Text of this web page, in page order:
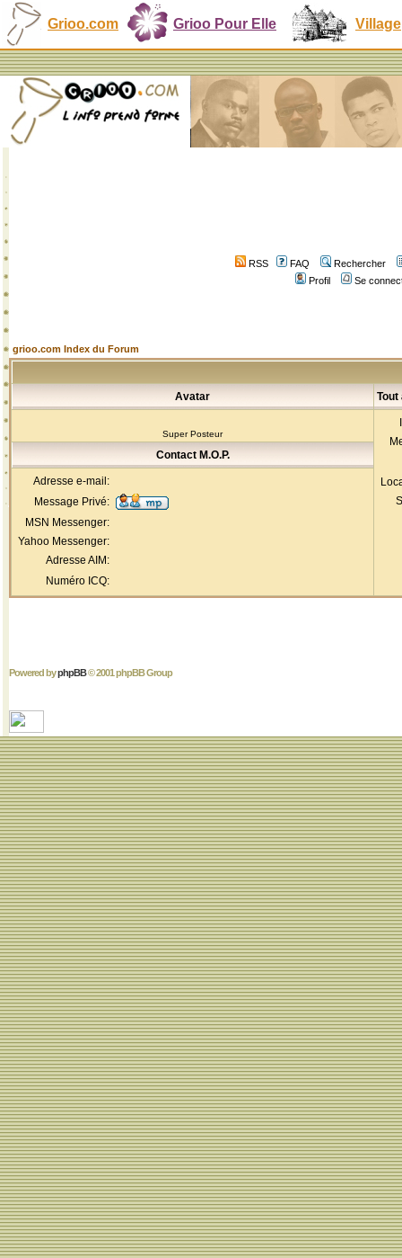
Grioo.com Grioo Pour Elle Village
RSS FAQ
Rechercher
Profil
Se
grioo.com Index du Forum
Avatar Tout
Super Posteur
Contact M.O.P.
Adresse e-mail:
Message Privé:
MSN Messenger:
Yahoo Messenger:
Adresse AIM:
Numéro ICQ:
Powered byphpBB© 2001 phpBB Group